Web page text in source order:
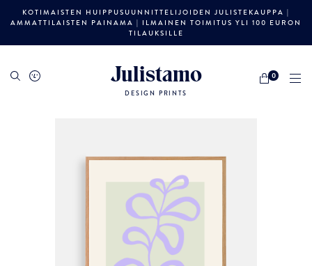
KOTIMAISTEN HUIPPUSUUNNITTELIJOIDEN JULISTEKAUPPA |
AMMATTILAISTEN PAINAMA | ILMAINEN TOIMITUS YLI 100 EURON
TILAUKSILLE
Julistamo
DESIGN PRINTS
0